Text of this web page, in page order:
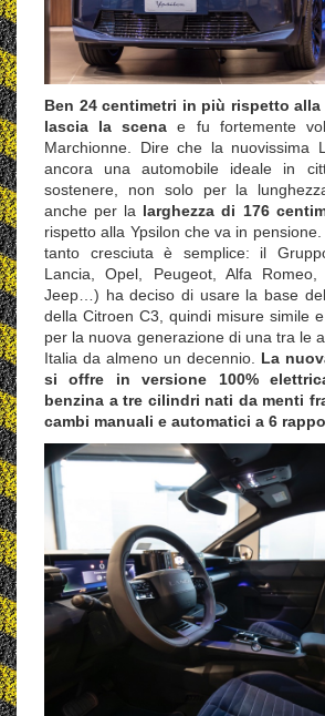
Ben 24 centimetri in più rispetto alla
lascia la scena e fu fortemente
Marchionne. Dire che la nuovissima
ancora una automobile ideale in
sostenere, non solo per la
anche per la larghezza di 176
rispetto alla Ypsilon che va in
tanto cresciuta è semplice: il
Lancia, Opel, Peugeot, Alfa Romeo,
Jeep…) ha deciso di usare la base
della Citroen C3, quindi misure simile
per la nuova generazione di una tra le
Italia da almeno un decennio. La
si offre in versione 100%
benzina a tre cilindri nati da menti
cambi manuali e automatici a 6